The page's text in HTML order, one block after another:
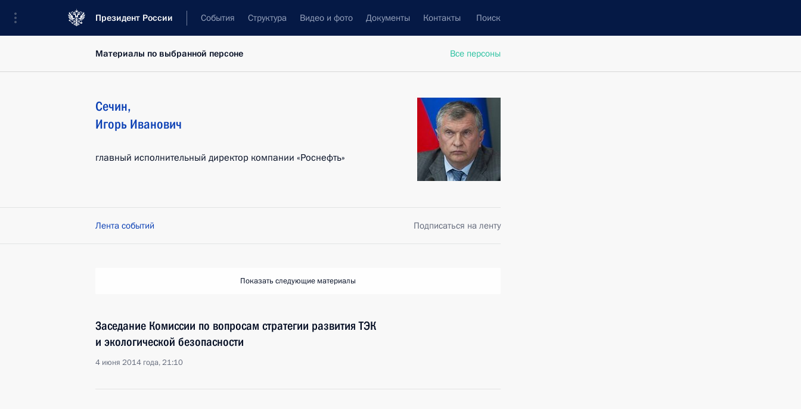
Президент России События Структура Видео и фото Документы Контакты Поиск
Все персоны
Материалы по выбранной персоне
Сечин,
Игорь Иванович
главный исполнительный директор компании «Роснефть»
Лента событий Подписаться на ленту
Показать следующие материалы
Заседание Комиссии по вопросам стратегии развития ТЭК
и экологической безопасности
4 июня 2014 года, 21:10